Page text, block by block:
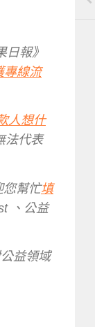
日報》
專線流
人想什
法代表
您幫忙填
、公益
益領域